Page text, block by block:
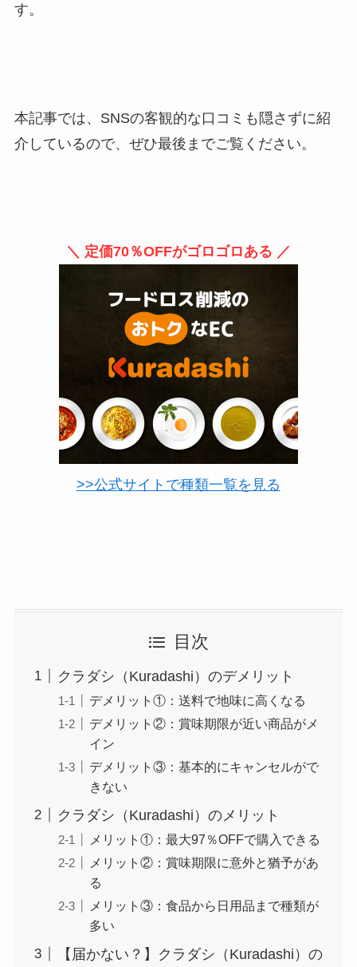
す。
本記事では、SNSの客観的な口コミも隠さずに紹
介しているので、ぜひ最後までご覧ください。
＼ 定価70％OFFがゴロゴロある ／
>>公式サイトで種類一覧を見る
目次
クラダシ（Kuradashi）のデメリット
デメリット①：送料で地味に高くなる
デメリット②：賞味期限が近い商品がメ
イン
デメリット③：基本的にキャンセルがで
きない
クラダシ（Kuradashi）のメリット
メリット①：最大97％OFFで購入できる
メリット②：賞味期限に意外と猶予があ
る
メリット③：食品から日用品まで種類が
多い
【届かない？】クラダシ（Kuradashi）の